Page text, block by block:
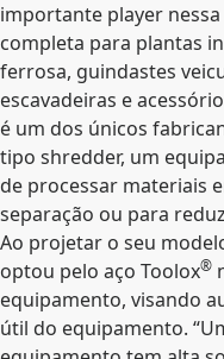
importante player
completa para plantas
ferrosa, guindastes
escavadeiras e
é um dos únicos
tipo shredder, um
de processar materiais
separação ou para
Ao projetar o seu
optou pelo aço Toolox®
equipamento, visando
útil do equipamento.